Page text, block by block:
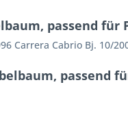
passend für
Carrera Cabrio Bj. 10/
passend